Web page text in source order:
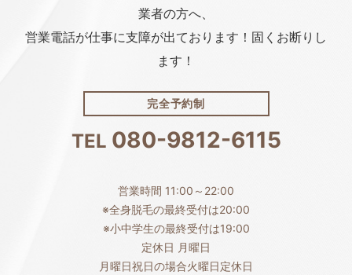
業者の方へ、
営業電話が仕事に支障が出ております！固くお断りし
ます！
完全予約制
TEL 080-9812-6115
営業時間 11:00～22:00
※全身脱毛の最終受付は20:00
※小中学生の最終受付は19:00
定休日 月曜日
月曜日祝日の場合火曜日定休日